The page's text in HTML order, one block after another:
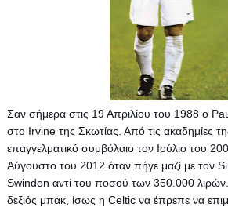
Σαν σήμερα στις 19 Απριλίου του 1988 ο
στο Irvine της Σκωτίας. Από τις ακαδημίες
επαγγελματικό συμβόλαιο τον Ιούλιο του
Αύγουστο του 2012 όταν πήγε μαζί με τον
Swindon αντί του ποσού των 350.000
δεξιός μπακ, ίσως η Celtic να έπρεπε να